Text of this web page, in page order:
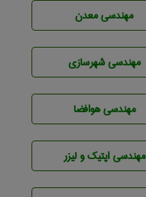
مهندسی معدن
مهندسی شهرسازی
مهندسی هوافضا
مهندسی اپتیک و لیزر